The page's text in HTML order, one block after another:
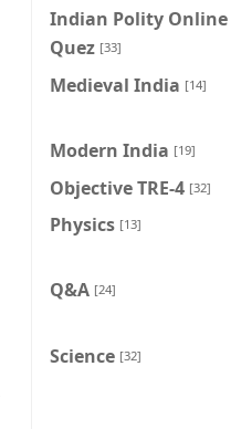
Indian Polity Online
Quez [33]
Medieval India [14]
Modern India [19]
Objective TRE-4 [32]
Physics [13]
Q&A [24]
Science [32]